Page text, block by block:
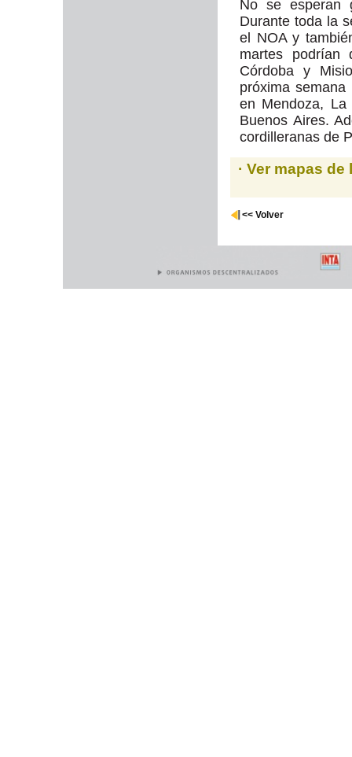
No se esperan
Durante toda la
el NOA y
martes podrían
Córdoba y
próxima
en Mendoza,
Buenos Aires.
cordilleranas de
· Ver mapas
<< Volver